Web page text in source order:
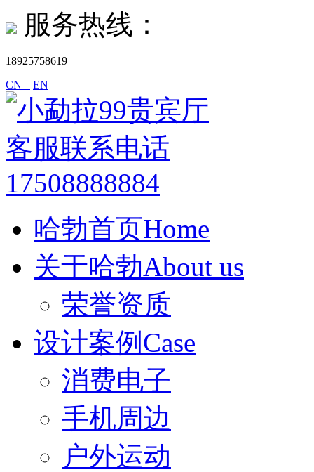
服务热线：
18925758619
CN
EN
哈勃首页Home
关于哈勃About us
荣誉资质
设计案例Case
消费电子
手机周边
户外运动